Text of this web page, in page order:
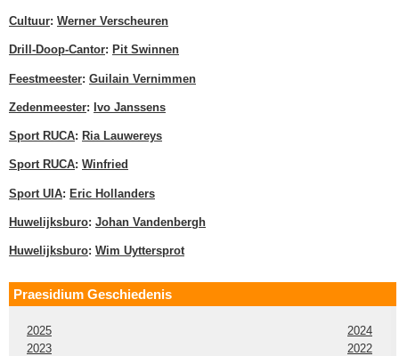
Cultuur: Werner Verscheuren
Drill-Doop-Cantor: Pit Swinnen
Feestmeester: Guilain Vernimmen
Zedenmeester: Ivo Janssens
Sport RUCA: Ria Lauwereys
Sport RUCA: Winfried
Sport UIA: Eric Hollanders
Huwelijksburo: Johan Vandenbergh
Huwelijksburo: Wim Uyttersprot
Praesidium Geschiedenis
2025
2024
2023
2022